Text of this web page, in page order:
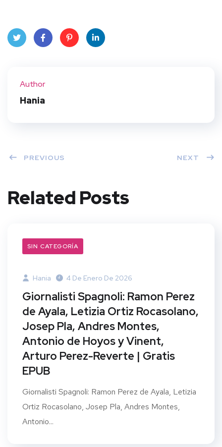
Author
Hania
PREVIOUS NEXT
Related Posts
SIN CATEGORÍA
Hania 4 De Enero De 2026
Giornalisti Spagnoli: Ramon Perez
de Ayala, Letizia Ortiz Rocasolano,
Josep Pla, Andres Montes,
Antonio de Hoyos y Vinent,
Arturo Perez-Reverte | Gratis
EPUB
Giornalisti Spagnoli: Ramon Perez de Ayala, Letizia
Ortiz Rocasolano, Josep Pla, Andres Montes,
Antonio...